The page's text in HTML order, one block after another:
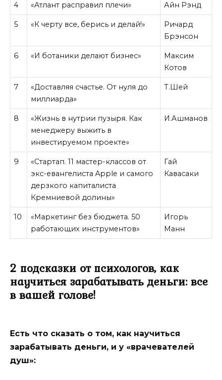
4 «Атлант расправил плечи» Айн Рэнд
5 «К черту все, берись и делай!»
Ричард
Брэнсон
6 «И ботаники делают бизнес»
Максим
Котов
7
«Доставляя счастье. От нуля до
миллиарда»
Т.Шей
8
«Жизнь в нутрии пузыря. Как
менеджеру выжить в
инвестируемом проекте»
И.Ашманов
9
«Стартап. 11 мастер-классов от
экс-евангелиста Apple и самого
дерзкого капиталиста
Кремниевой долины»
Гай
Кавасаки
10
«Маркетинг без бюджета. 50
работающих инструментов»
Игорь
Манн
2 подсказки от психологов, как
научиться зарабатывать деньги: все
в вашей голове!
Есть что сказать о том, как научиться
зарабатывать деньги, и у «врачевателей
душ»: